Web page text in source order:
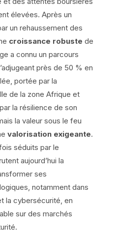
élevées. Après un
un rehaussement des
croissance robuste de
a connu un parcours
près de 50 % en
portée par la
de la zone Afrique et
la résilience de son
la valeur sous le feu
valorisation exigeante.
séduits par le
aujourd’hui la
ses
notamment dans
la cybersécurité, en
sur des marchés